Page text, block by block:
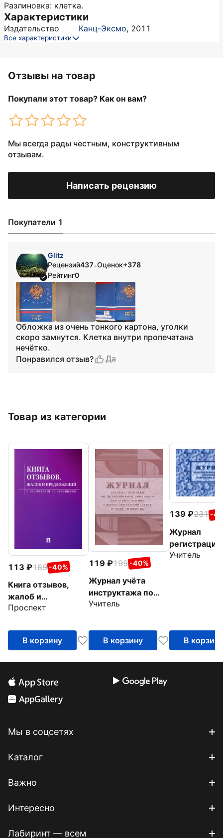
Разлиновка: клетка.
Характеристики
Издательство Канц-Эксмо, 2011
Все характеристики
Отзывы на товар
Покупали этот товар? Как он вам?
Мы всегда рады честным, конструктивным
отзывам.
Написать рецензию
Покупатели 1
Glitz
Рецензий437•Оценок+378
Рейтинг0
Обложка из очень тонкого картона, уголки
скоро замнутся. Клетка внутри пропечатана
нечётко.
Понравился отзыв?
Да
Товар из категории
113 189 -40%
Книга отзывов,
жалоб и
предложений
Проспект
В корзину
119 199 -40%
Журнал учёта
инструктажа по
требованиям
осуществлении
охраны (защиты)
объектов
Учитель
В корзину
139 231 -
Журнал
регистрации
Учитель
В корзину
Мы в соцсетях
Каталог
Важно
Интересно
Лабиринт — всем